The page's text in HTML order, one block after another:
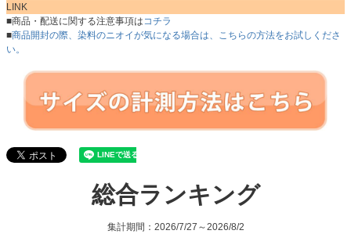
LINK
■商品・配送に関する注意事項は コチラ
■商品開封の際、染料のニオイが気になる場合は、こちらの方法をお試しくださ
い。
総合ランキング
集計期間：2026/7/27～2026/8/2